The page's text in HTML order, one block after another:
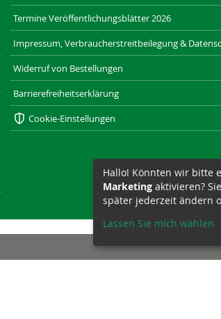
Termine Veröffentlichungsblätter 2026
Impressum, Verbraucherstreitbeilegung &
Widerruf von Bestellungen
Barrierefreiheitserklärung
Cookie-Einstellungen
SAXONIA-WERBEAGENTUR.DE
Hallo! Könnten wir bitte
Marketing aktivieren?
später jederzeit ändern
Lassen Sie mich wählen